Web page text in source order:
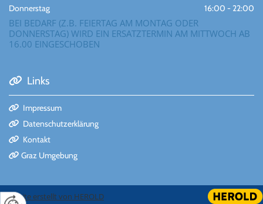
Donnerstag
16:00 - 22:00
BEI BEDARF (Z.B. FEIERTAG AM MONTAG ODER
DONNERSTAG) WIRD EIN ERSATZTERMIN AM MITTWOCH AB
16.00 EINGESCHOBEN
 Links
 Impressum
 Datenschutzerklärung
 Kontakt
 Graz Umgebung
Website erstellt von HEROLD